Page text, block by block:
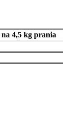
4,5 kg prania